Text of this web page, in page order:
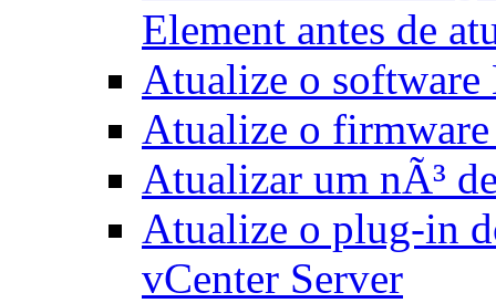
Element antes de
Atualize o software
Atualize o firmware
Atualizar um nÃ³
Atualize o plug-in
vCenter Server